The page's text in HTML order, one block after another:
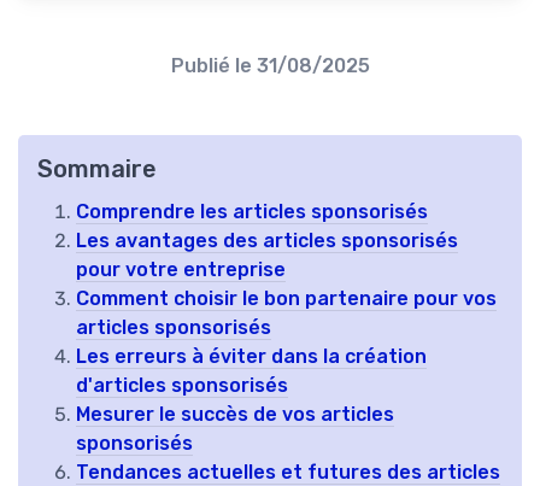
Publié le 31/08/2025
Sommaire
Comprendre les articles sponsorisés
Les avantages des articles sponsorisés
pour votre entreprise
Comment choisir le bon partenaire pour vos
articles sponsorisés
Les erreurs à éviter dans la création
d'articles sponsorisés
Mesurer le succès de vos articles
sponsorisés
Tendances actuelles et futures des articles